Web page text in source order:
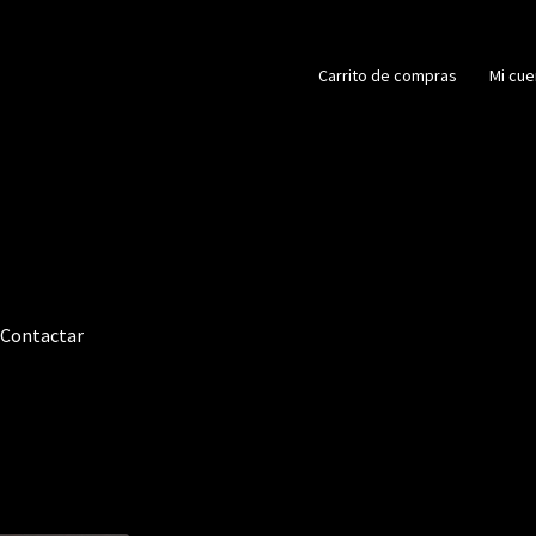
Carrito de compras Mi
Contactar